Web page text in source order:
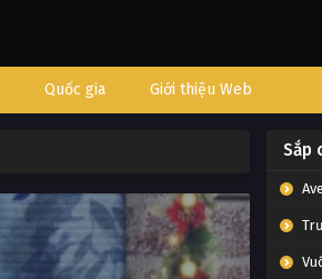
Quốc gia Giới thiệu Web
Sắp